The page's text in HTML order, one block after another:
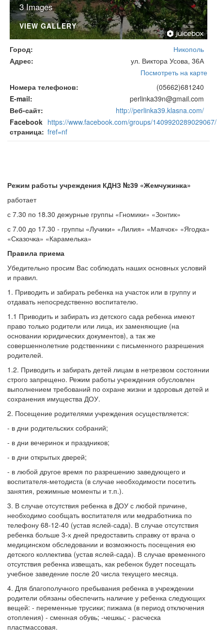
3 Images
VIEW GALLERY
Город
Никополь
Адрес
ул. Виктора Усова, 36А
Посмотреть на карте
Номера телефонов
(05662)681240
E-mail
perlinka39n@gmail.com
Веб-сайт
http://perlinka39.klasna.com/
Facebook
страница
https://www.facebook.com/groups/
fref=nf
Режим работы учреждения КДНЗ №39 «Жемчужинка»
работает
с 7.30 по 18.30 дежурные группы «Гномики» «Зонтик»
с 7.00 до 17.30 - группы «Лучики» «Лилия» «Маячок» «Ягодка»
«Сказочка» «Карамелька»
Правила приема
Убедительно просим Вас соблюдать наших основных условий
и правил.
1. Приводить и забирать ребенка на участок или в группу и
отдавать непосредственно воспитателю.
1.1 Приводить и забирать из детского сада ребенка имеют
право только родители или лица, их заменяющие (на
основании юридических документов), а так же
совершеннолетние родственники с письменного разрешения
родителей.
1.2. Приводить и забирать детей лицам в нетрезвом состоянии
строго запрещено. Режим работы учреждения обусловлен
выполнением требований по охране жизни и здоровья детей и
сохранения имущества ДОУ.
2. Посещение родителями учреждения осуществляется:
- в дни родительских собраний;
- в дни вечеринок и праздников;
- в дни открытых дверей;
- в любой другое время по разрешению заведующего и
воспитателя-методиста (в случае необходимости посетить
занятия, режимные моменты и т.п.).
3. В случае отсутствия ребенка в ДОУ с любой причине,
необходимо сообщать воспитателя или медработника по
телефону 68-12-40 (устав яслей-сада). В случае отсутствия
ребенка больше 3-х дней предоставить справку от врача о
медицинском обследовании и возможность посещения ею
детского коллектива (устав яслей-сада). В случае временного
отсутствия ребенка извещать, как ребенок будет посещать
учебное заведение после 20 числа текущего месяца.
4. Для благополучного пребывания ребенка в учреждении
родители обязаны обеспечить наличие у ребенка следующих
вещей: - переменные трусики; пижама (в период отключения
отопления) - сменная обувь; -чешкы; - расческа
пластмассовая.